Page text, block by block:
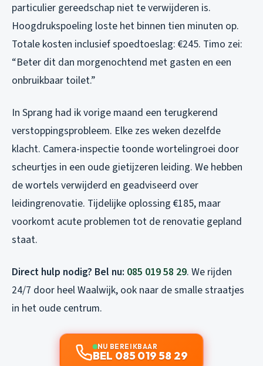
particulier gereedschap niet te verwijderen is.
Hoogdrukspoeling loste het binnen tien minuten op.
Totale kosten inclusief spoedtoeslag: €245. Timo zei:
“Beter dit dan morgenochtend met gasten en een
onbruikbaar toilet.”
In Sprang had ik vorige maand een terugkerend
verstoppingsprobleem. Elke zes weken dezelfde
klacht. Camera-inspectie toonde wortelingroei door
scheurtjes in een oude gietijzeren leiding. We hebben
de wortels verwijderd en geadviseerd over
leidingrenovatie. Tijdelijke oplossing €185, maar
voorkomt acute problemen tot de renovatie gepland
staat.
Direct hulp nodig? Bel nu: 085 019 58 29. We rijden
24/7 door heel Waalwijk, ook naar de smalle straatjes
in het oude centrum.
NU BEREIKBAAR
BEL 085 019 58 29